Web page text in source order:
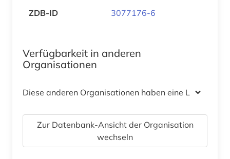
ZDB-ID 3077176-6
Verfügbarkeit in anderen
Organisationen
Diese anderen Organisationen haben eine Lizenz
Zur Datenbank-Ansicht der Organisation
wechseln